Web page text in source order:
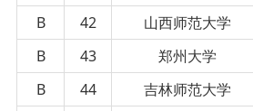
B
42 山西师范大学
B
43 郑州大学
B
44 吉林师范大学